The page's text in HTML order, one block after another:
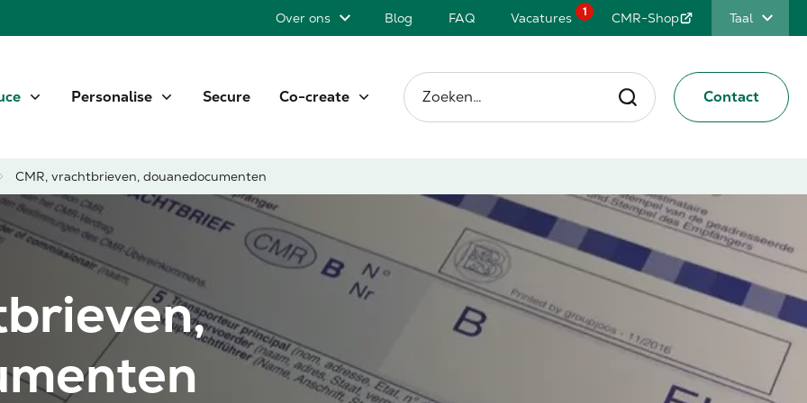
Zoeken…
Personalise Secure Co-create Contact
Over ons Blog FAQ Vacatures 1 CMR-Shop Taal
CMR, vrachtbrieven, douanedocumenten